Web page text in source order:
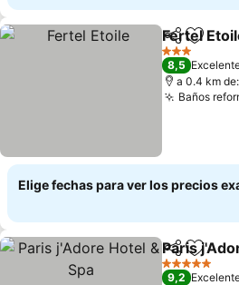
Compartir
Fertel
3 Estrellas
8,5
a 0.4 km
Baños
Elige fechas para ver los precios
Compartir
Paris
5 Estrellas
9,2